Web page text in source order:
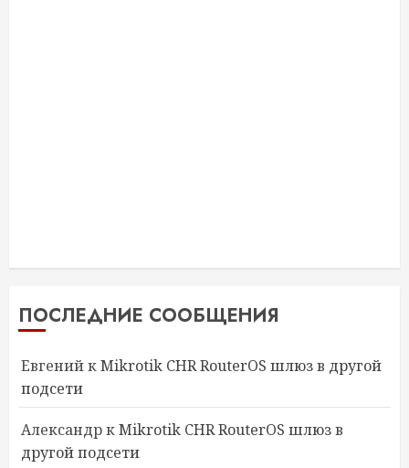
ПОСЛЕДНИЕ СООБЩЕНИЯ
ЕвгенийкMikrotik CHR RouterOS шлюз в другой
подсети
АлександркMikrotik CHR RouterOS шлюз в
другой подсети